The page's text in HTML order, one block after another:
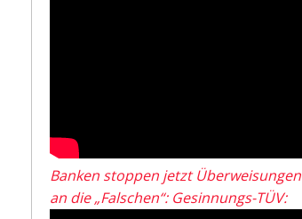
Banken stoppen jetzt Überweisungen
an die „Falschen“: Gesinnungs-TÜV: